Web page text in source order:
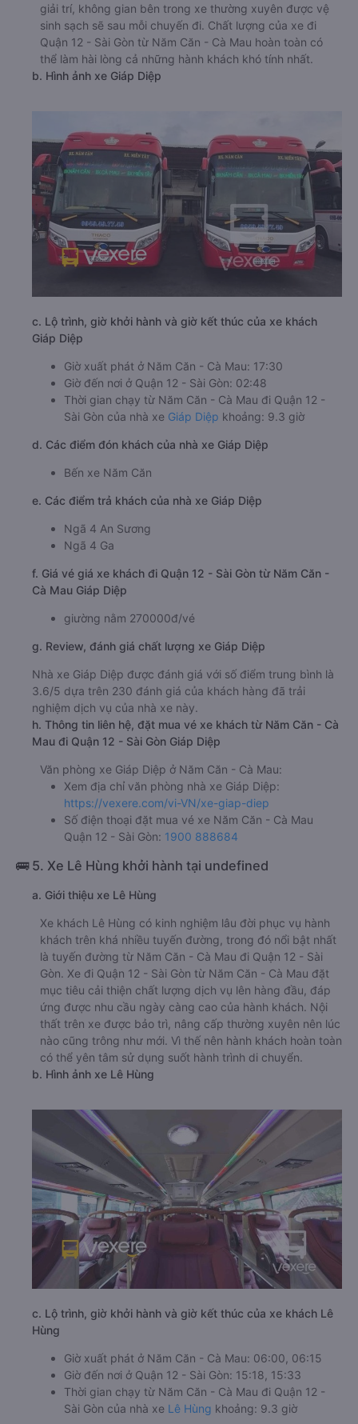
giải trí, không gian bên trong xe thường xuyên được vệ
sinh sạch sẽ sau mỗi chuyến đi. Chất lượng của xe đi
Quận 12 - Sài Gòn từ Năm Căn - Cà Mau hoàn toàn có
thể làm hài lòng cả những hành khách khó tính nhất.
b. Hình ảnh xe Giáp Diệp
c. Lộ trình, giờ khởi hành và giờ kết thúc của xe khách
Giáp Diệp
Giờ xuất phát ở Năm Căn - Cà Mau: 17:30
Giờ đến nơi ở Quận 12 - Sài Gòn: 02:48
Thời gian chạy từ Năm Căn - Cà Mau đi Quận 12 -
Sài Gòn của nhà xe Giáp Diệp khoảng: 9.3 giờ
d. Các điểm đón khách của nhà xe Giáp Diệp
Bến xe Năm Căn
e. Các điểm trả khách của nhà xe Giáp Diệp
Ngã 4 An Sương
Ngã 4 Ga
f. Giá vé giá xe khách đi Quận 12 - Sài Gòn từ Năm Căn -
Cà Mau Giáp Diệp
giường nằm 270000đ/vé
g. Review, đánh giá chất lượng xe Giáp Diệp
Nhà xe Giáp Diệp được đánh giá với số điểm trung bình là
3.6/5 dựa trên 230 đánh giá của khách hàng đã trải
nghiệm dịch vụ của nhà xe này.
h. Thông tin liên hệ, đặt mua vé xe khách từ Năm Căn - Cà
Mau đi Quận 12 - Sài Gòn Giáp Diệp
Văn phòng xe Giáp Diệp ở Năm Căn - Cà Mau:
Xem địa chỉ văn phòng nhà xe Giáp Diệp:
https://vexere.com/vi-VN/xe-giap-diep
Số điện thoại đặt mua vé xe Năm Căn - Cà Mau
Quận 12 - Sài Gòn: 1900 888684
🚌 5. Xe Lê Hùng khởi hành tại undefined
a. Giới thiệu xe Lê Hùng
Xe khách Lê Hùng có kinh nghiệm lâu đời phục vụ hành
khách trên khá nhiều tuyến đường, trong đó nổi bật nhất
là tuyến đường từ Năm Căn - Cà Mau đi Quận 12 - Sài
Gòn. Xe đi Quận 12 - Sài Gòn từ Năm Căn - Cà Mau đặt
mục tiêu cải thiện chất lượng dịch vụ lên hàng đầu, đáp
ứng được nhu cầu ngày càng cao của hành khách. Nội
thất trên xe được bảo trì, nâng cấp thường xuyên nên lúc
nào cũng trông như mới. Vì thế nên hành khách hoàn toàn
có thể yên tâm sử dụng suốt hành trình di chuyển.
b. Hình ảnh xe Lê Hùng
c. Lộ trình, giờ khởi hành và giờ kết thúc của xe khách Lê
Hùng
Giờ xuất phát ở Năm Căn - Cà Mau: 06:00, 06:15
Giờ đến nơi ở Quận 12 - Sài Gòn: 15:18, 15:33
Thời gian chạy từ Năm Căn - Cà Mau đi Quận 12 -
Sài Gòn của nhà xe Lê Hùng khoảng: 9.3 giờ